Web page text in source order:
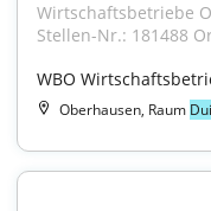
Wirtschaftsbetriebe
Stellen-Nr.: 181488
WBO
Oberhausen, Raum